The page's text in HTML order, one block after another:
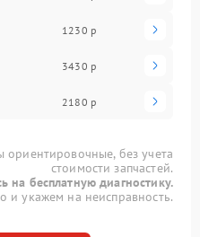
1230 р
3430 р
2180 р
ориентировочные, без учета
стоимости запчастей.
на бесплатную диагностику.
и укажем на неисправность.